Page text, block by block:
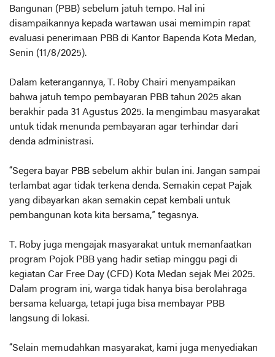
Bangunan (PBB) sebelum jatuh tempo. Hal ini
disampaikannya kepada wartawan usai memimpin rapat
evaluasi penerimaan PBB di Kantor Bapenda Kota Medan,
Senin (11/8/2025).
Dalam keterangannya, T. Roby Chairi menyampaikan
bahwa jatuh tempo pembayaran PBB tahun 2025 akan
berakhir pada 31 Agustus 2025. Ia mengimbau masyarakat
untuk tidak menunda pembayaran agar terhindar dari
denda administrasi.
“Segera bayar PBB sebelum akhir bulan ini. Jangan sampai
terlambat agar tidak terkena denda. Semakin cepat Pajak
yang dibayarkan akan semakin cepat kembali untuk
pembangunan kota kita bersama,” tegasnya.
T. Roby juga mengajak masyarakat untuk memanfaatkan
program Pojok PBB yang hadir setiap minggu pagi di
kegiatan Car Free Day (CFD) Kota Medan sejak Mei 2025.
Dalam program ini, warga tidak hanya bisa berolahraga
bersama keluarga, tetapi juga bisa membayar PBB
langsung di lokasi.
“Selain memudahkan masyarakat, kami juga menyediakan